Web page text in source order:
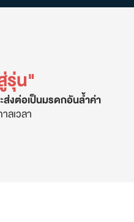
รุ่น"
ส่งต่อเป็นมรดกอันล้ำค่า
ลเวลา